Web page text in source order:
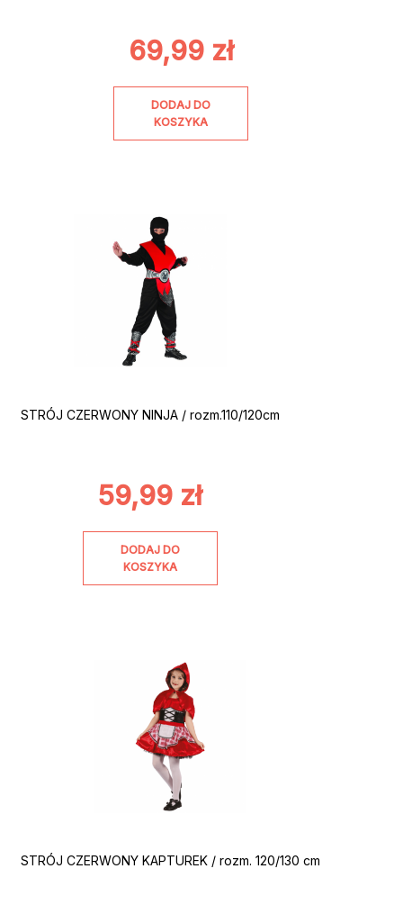
69,99 zł
DODAJ DO
KOSZYKA
STRÓJ CZERWONY NINJA / rozm.110/120cm
59,99 zł
DODAJ DO
KOSZYKA
STRÓJ CZERWONY KAPTUREK / rozm. 120/130 cm